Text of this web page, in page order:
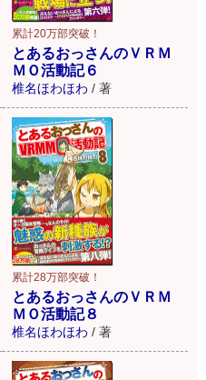
累計20万部突破！
とあるおっさんのＶＲＭ
ＭＯ活動記６
椎名ほわほわ / 著
累計28万部突破！
とあるおっさんのＶＲＭ
ＭＯ活動記８
椎名ほわほわ / 著